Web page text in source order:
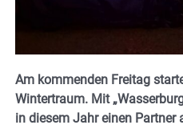
Am kommenden Freitag
Wintertraum. Mit
in diesem Jahr einen Partner